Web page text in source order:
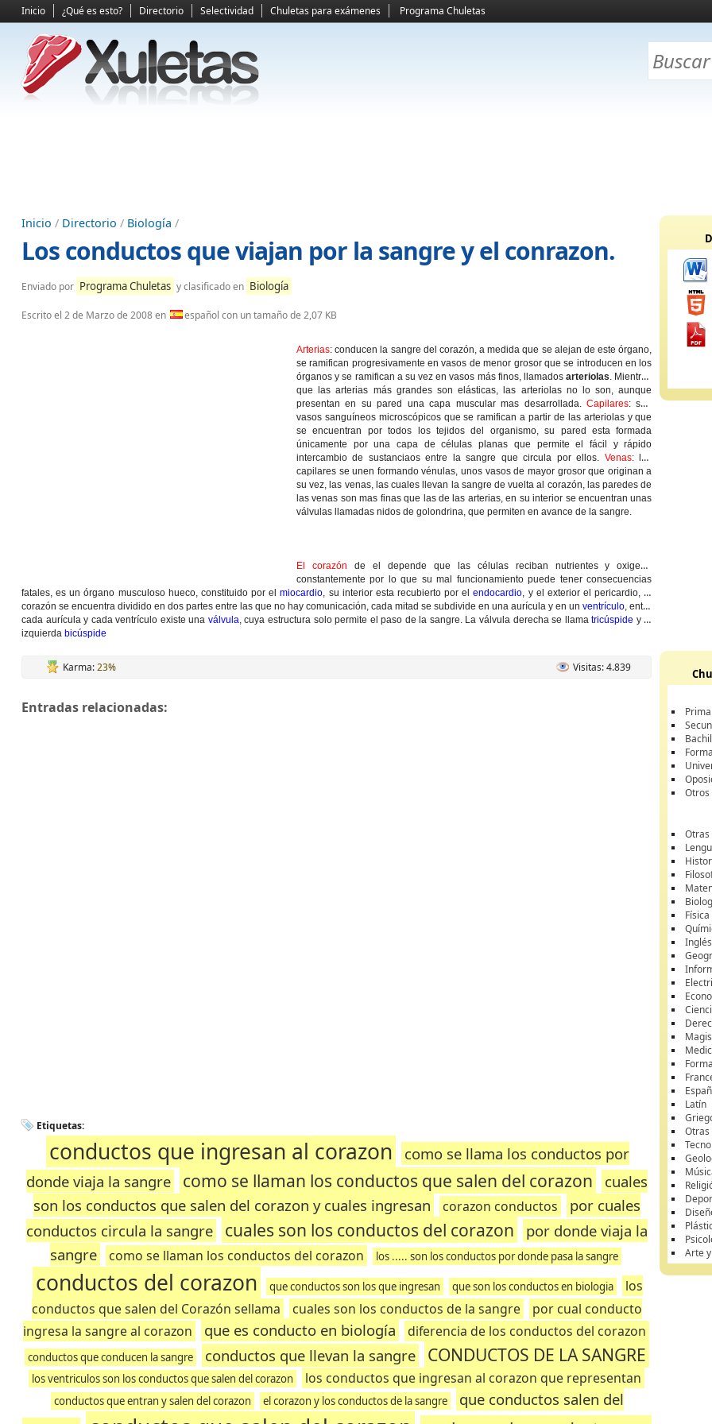
Inicio ¿Qué es esto? Directorio Selectividad Chuletas para exámenes Programa Chuletas
Inicio / Directorio / Biología /
Los conductos que viajan por la sangre y el conrazon.
Enviado por Programa Chuletas y clasificado en Biología
Escrito el 2 de Marzo de 2008en español con un tamaño de 2,07 KB
Arterias: conducen la sangre del corazón, a medida que se alejan de este órgano,
se ramifican progresivamente en vasos de menor grosor que se introducen en los
órganos y se ramifican a su vez en vasos más finos, llamadosarteriolas. Mientras
que las arterias más grandes son elásticas, las arteriolas no lo son, aunque
presentan en su pared una capa muscular mas desarrollada. Capilares: son
vasos sanguíneos microscópicos que se ramifican a partir de las arteriolas y que
se encuentran por todos los tejidos del organismo, su pared esta formada
únicamente por una capa de células planas que permite el fácil y rápido
intercambio de sustanciaos entre la sangre que circula por ellos. Venas: los
capilares se unen formando vénulas, unos vasos de mayor grosor que originan a
su vez, las venas, las cuales llevan la sangre de vuelta al corazón, las paredes de
las venas son mas finas que las de las arterias, en su interior se encuentran unas
válvulas llamadas nidos de golondrina, que permiten en avance de la sangre.
El corazón de el depende que las células reciban nutrientes y oxigeno
constantemente por lo que su mal funcionamiento puede tener consecuencias
fatales, es un órgano musculoso hueco, constituido por elmiocardio, su interior esta recubierto por elendocardio, y el exterior el pericardio, el
corazón se encuentra dividido en dos partes entre las que no hay comunicación, cada mitad se subdivide en una aurícula y en unventrículo, entre
cada aurícula y cada ventrículo existe una válvula, cuya estructura solo permite el paso de la sangre. La válvula derecha se llamatricúspide y la
izquierda bicúspide
Karma:23% Visitas: 4.839
Entradas relacionadas:
Etiquetas:
conductos que ingresan al corazon
como se llama los conductos por
donde viaja la sangre
como se llaman los conductos que salen del corazon
cuales
son los conductos que salen del corazon y cuales ingresan
corazon conductos
por cuales
conductos circula la sangre
cuales son los conductos del corazon
por donde viaja la
sangre
como se llaman los conductos del corazon los ..... son los conductos por donde pasa la sangre
conductos del corazon que conductos son los que ingresan que son los conductos en biologia
los
conductos que salen del Corazón sellama
cuales son los conductos de la sangre
por cual conducto
ingresa la sangre al corazon
que es conducto en biología diferencia de los conductos del corazon
conductos que conducen la sangre conductos que llevan la sangre CONDUCTOS DE LA SANGRE
los ventriculos son los conductos que salen del corazon los conductos que ingresan al corazon que representan
conductos que entran y salen del corazon el corazon y los conductos de la sangre
que conductos salen del
Otros
Física
Inglés
Latín
Arte